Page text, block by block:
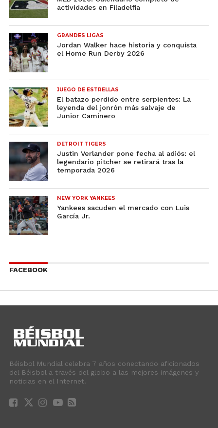
actividades en Filadelfia
GRANDES LIGAS
Jordan Walker hace historia y conquista
el Home Run Derby 2026
JUEGO DE ESTRELLAS
El batazo perdido entre serpientes: La
leyenda del jonrón más salvaje de
Junior Caminero
DETROIT TIGERS
Justin Verlander pone fecha al adiós: el
legendario pitcher se retirará tras la
temporada 2026
NEW YORK YANKEES
Yankees sacuden el mercado con Luis
García Jr.
FACEBOOK
Béisbol Mundial celebra 7 años conectando aficionados
del Béisbol a través del globo a las mejores imágenes y
noticias en el Internet.